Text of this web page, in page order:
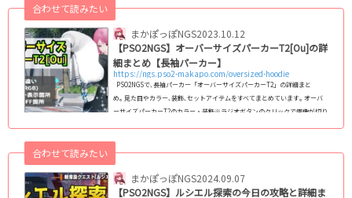
デタッチドスリーブが消える｡ 装飾2のOFF：ボア部分とベルが消える｡ ...
まかぽっぽNGS
合わせて読みたい
2023.10.12
【PSO2NGS】オーバーサイズパーカーT2[Ou]の詳
細まとめ【長袖パーカー】
https://ngs.pso2-makapo.com/oversized-hoodie
PSO2NGSで､長袖パーカー「オーバーサイズパーカーT2」の詳細まと
め｡ 見た目やカラー､装飾､セットアイテムをすべてまとめています｡ オーバ
ーサイズパーカーT2のカラー・装飾※ラジオボタンのクリックで画像が切り
T2 装飾1のOFF：ポケットとベルトが消える｡ 着心地抜群な長袖パーカー
のアウターウェア「オーバーサイ...
まかぽっぽNGS
合わせて読みたい
2024.09.07
【PSO2NGS】ルシエル探索の今日の攻略と詳細ま